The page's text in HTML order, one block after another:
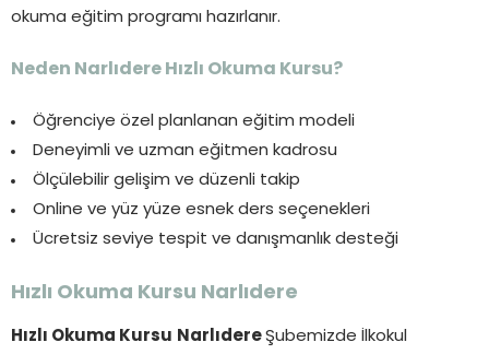
okuma eğitim programı hazırlanır.
Neden Narlıdere Hızlı Okuma Kursu?
Öğrenciye özel planlanan eğitim modeli
Deneyimli ve uzman eğitmen kadrosu
Ölçülebilir gelişim ve düzenli takip
Online ve yüz yüze esnek ders seçenekleri
Ücretsiz seviye tespit ve danışmanlık desteği
Hızlı Okuma Kursu Narlıdere
Hızlı Okuma Kursu Narlıdere Şubemizde İlkokul